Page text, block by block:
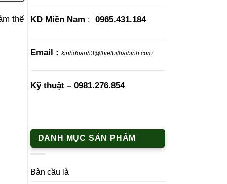
thế KD Miền Nam : 0965.431.184
Email : kinhdoanh3@thietbithaibinh.com
Kỹ thuật – 0981.276.854
DANH MỤC SẢN PHẨM
Bàn cầu là